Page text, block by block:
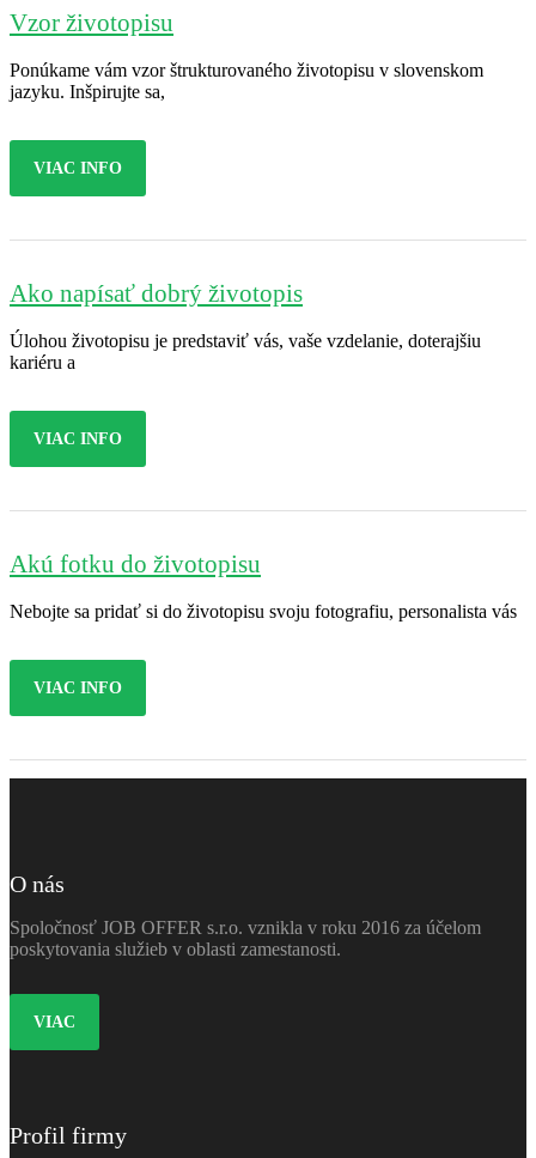
Vzor životopisu
Ponúkame vám vzor štrukturovaného životopisu v slovenskom
jazyku. Inšpirujte sa,
VIAC INFO
Ako napísať dobrý životopis
Úlohou životopisu je predstaviť vás, vaše vzdelanie, doterajšiu
kariéru a
VIAC INFO
Akú fotku do životopisu
Nebojte sa pridať si do životopisu svoju fotografiu, personalista vás
VIAC INFO
O nás
Spoločnosť JOB OFFER s.r.o. vznikla v roku 2016 za účelom
poskytovania služieb v oblasti zamestanosti.
VIAC
Profil firmy